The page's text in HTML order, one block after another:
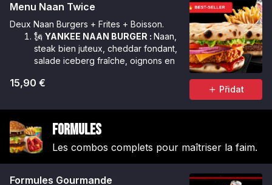
Menu Naan Twice
Deux Naan Burgers + Frites + Boisson.
🗽 YANKEE NAAN BURGER : Naan,
steak bien juteux, cheddar fondant,
salade iceberg fraîche, oignons en
🌶️CRUNCHY NAAN BURGER :
cheddar fondant, salade iceberg
croquante, oignons rouges, rondelles
de tomate, sauce Chicken Max &
sauce Tinger.
15,90 €
Přidat
Formules
Les combos complets pour maîtriser la faim.
Formules Gourmande